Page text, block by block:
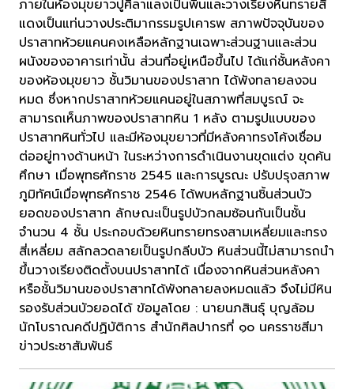
ภายในห้องมุขยาวปูศิลาแลงเป็นพื้นและวางเรียงหินทรายสี
แดงเป็นแท่นวางประติมากรรมรูปเคารพ สภาพปัจจุบันของ
ปราสาทห้วยแคนคงเหลือหลักฐานเฉพาะส่วนฐานและส่วน
ผนังของอาคารเท่านั้น ส่วนที่อยู่เหนือขึ้นไป ได้แก่ชั้นหลังคา
ของห้องมุขยาว ชั้นวิมานของปราสาท ได้พังทลายลงจน
หมด ซึ่งหากปราสาทห้วยแคนอยู่ในสภาพที่สมบูรณ์ จะ
สามารถเห็นภาพของปราสาทหิน 1 หลัง ตามรูปแบบของ
ปราสาทหินทั่วไป และมีห้องมุขยาวที่มีหลังคาทรงโค้งเชื่อม
ต่ออยู่ทางด้านหน้า ในระหว่างการดำเนินงานขุดแต่ง ขุดค้น
ศึกษา เมื่อพุทธศักราช 2545 และการบูรณะ ปรับปรุงสภาพ
ภูมิทัศน์เมื่อพุทธศักราช 2546 ได้พบหลักฐานชิ้นส่วนบัว
ยอดของปราสาท ลักษณะเป็นรูปบัวกลมซ้อนกันเป็นชั้น
จำนวน 4 ชั้น ประกอบด้วยหินทรายทรงสามเหลี่ยมและทรง
สี่เหลี่ยม สลักลวดลายเป็นรูปกลีบบัว หินส่วนนี้ไม่สามารถนำ
ขึ้นวางเรียงติดตั้งบนปราสาทได้ เนื่องจากหินส่วนหลังคา
หรือชั้นวิมานของปราสาทได้พังทลายลงหมดแล้ว จึงไม่มีหิน
รองรับส่วนบัวยอดได้ ข้อมูลโดย : นายนภสินธุ์ บุญล้อม
นักโบราณคดีปฏิบัติการ สำนักศิลปากรที่ ๑๐ นครราชสีมา
ข่าวประชาสัมพันธ์